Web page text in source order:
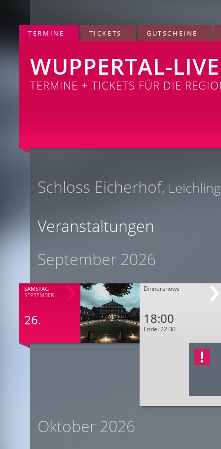
TERMINE TICKETS GUTSCHEINE
WUPPERTAL-LIVE
TERMINE + TICKETS FÜR DIE
Schloss Eicherhof,
Veranstaltungen
September 2026
SAMSTAG
SEPTEMBER
26.
Dinnershows
18:00
Ende: 22:30
Oktober 2026